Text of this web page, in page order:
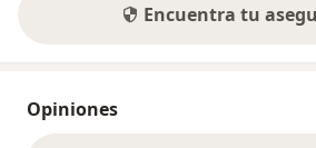
Encuentra tu
Opiniones